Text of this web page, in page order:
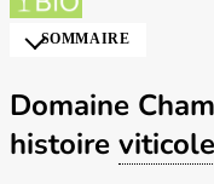
SOMMAIRE
Domaine
histoire viticole